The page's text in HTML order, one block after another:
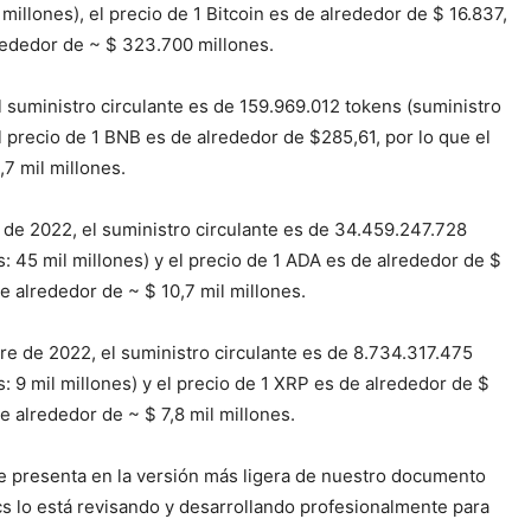
el precio de 1 Bitcoin es de alrededor de $ 16.837,
de ~ $ 323.700 millones.
circulante es de 159.969.012 tokens (suministro
de 1 BNB es de alrededor de $285,61, por lo que el
mil millones.
2022, el suministro circulante es de 34.459.247.728
45 mil millones) y el precio de 1 ADA es de alrededor de $
alrededor de ~ $ 10,7 mil millones.
de 2022, el suministro circulante es de 8.734.317.475
9 mil millones) y el precio de 1 XRP es de alrededor de $
alrededor de ~ $ 7,8 mil millones.
presenta en la versión más ligera de nuestro documento
lo está revisando y desarrollando profesionalmente para